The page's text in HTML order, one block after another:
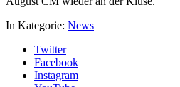
In Kategorie: News
Twitter
Facebook
Instagram